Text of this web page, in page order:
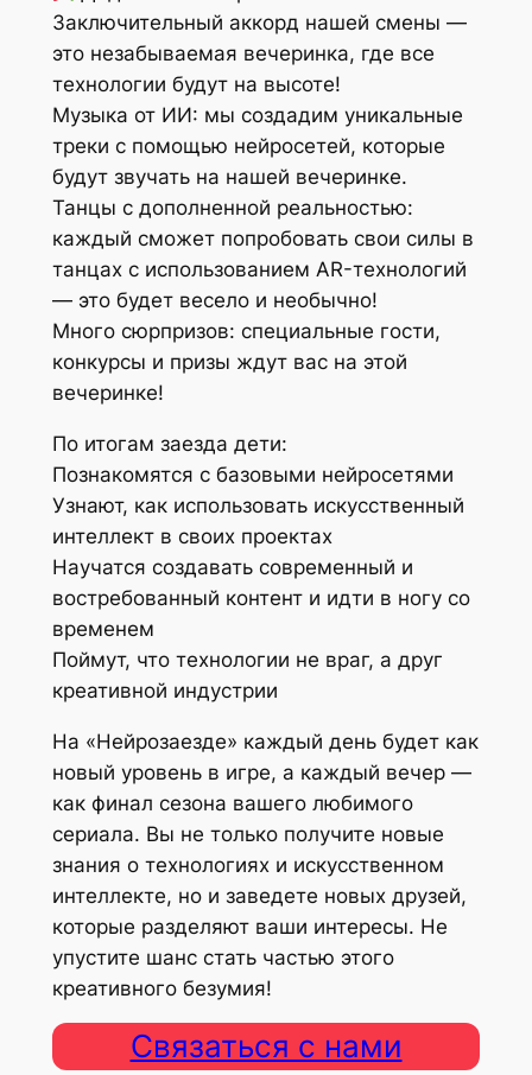
Заключительный аккорд нашей смены —
это незабываемая вечеринка, где все
технологии будут на высоте!
Музыка от ИИ: мы создадим уникальные
треки с помощью нейросетей, которые
будут звучать на нашей вечеринке.
Танцы с дополненной реальностью:
каждый сможет попробовать свои силы в
танцах с использованием AR-технологий
— это будет весело и необычно!
Много сюрпризов: специальные гости,
конкурсы и призы ждут вас на этой
вечеринке!
По итогам заезда дети:
Познакомятся с базовыми нейросетями
Узнают, как использовать искусственный
интеллект в своих проектах
Научатся создавать современный и
востребованный контент и идти в ногу со
временем
Поймут, что технологии не враг, а друг
креативной индустрии
На «Нейрозаезде» каждый день будет как
новый уровень в игре, а каждый вечер —
как финал сезона вашего любимого
сериала. Вы не только получите новые
знания о технологиях и искусственном
интеллекте, но и заведете новых друзей,
которые разделяют ваши интересы. Не
упустите шанс стать частью этого
креативного безумия!
Связаться с нами